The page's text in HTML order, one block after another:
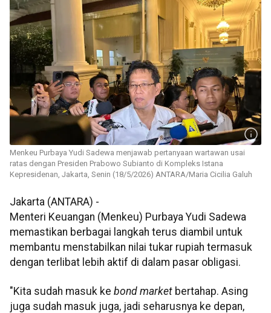
Menkeu Purbaya Yudi Sadewa menjawab pertanyaan wartawan usai
ratas dengan Presiden Prabowo Subianto di Kompleks Istana
Kepresidenan, Jakarta, Senin (18/5/2026) ANTARA/Maria Cicilia Galuh
Jakarta (ANTARA) -
Menteri Keuangan (Menkeu) Purbaya Yudi Sadewa
memastikan berbagai langkah terus diambil untuk
membantu menstabilkan nilai tukar rupiah termasuk
dengan terlibat lebih aktif di dalam pasar obligasi.
"Kita sudah masuk ke bond market bertahap. Asing
juga sudah masuk juga, jadi seharusnya ke depan,